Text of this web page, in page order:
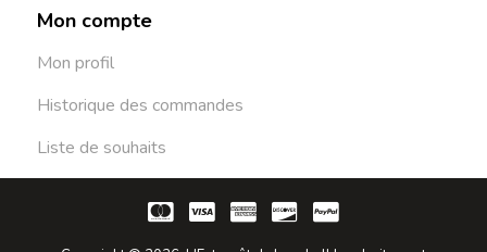
Mon compte
Mon profil
Historique des commandes
Liste de souhaits